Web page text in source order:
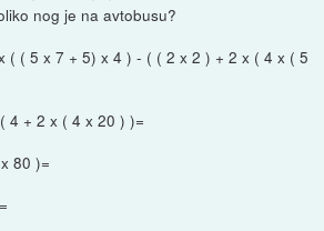
nog je na avtobusu?
( ( 5 x 7 + 5) x 4 ) - ( ( 2 x 2 ) + 2 x ( 4 x ( 5
4 + 2 x ( 4 x 20 ) )=
80 )=